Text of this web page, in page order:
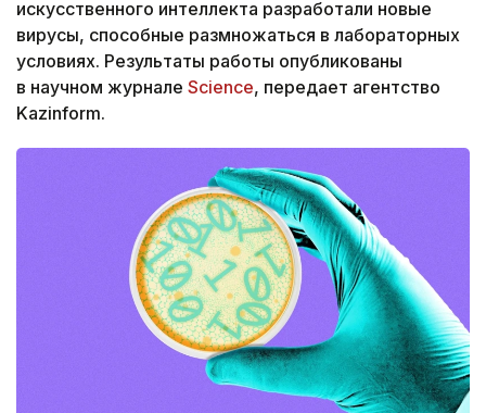
искусственного интеллекта разработали новые
вирусы, способные размножаться в лабораторных
условиях. Результаты работы опубликованы
в научном журнале Science, передает агентство
Kazinform.